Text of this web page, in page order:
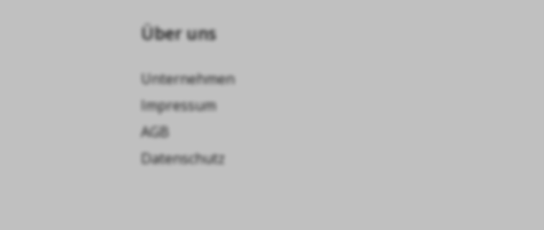
Über uns
Unternehmen
Impressum
AGB
Datenschutz